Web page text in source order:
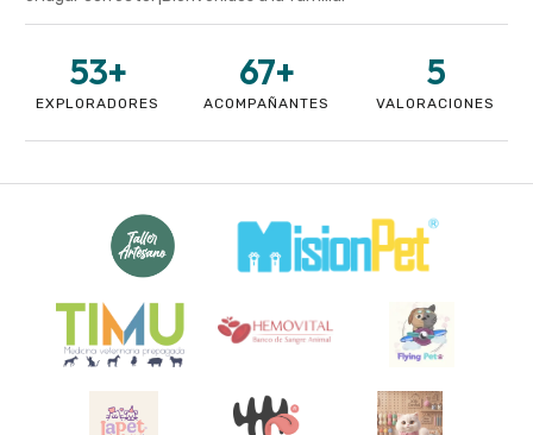
EXPLORADORES
53+
ACOMPAÑANTES
67+
VALORACIONES
5